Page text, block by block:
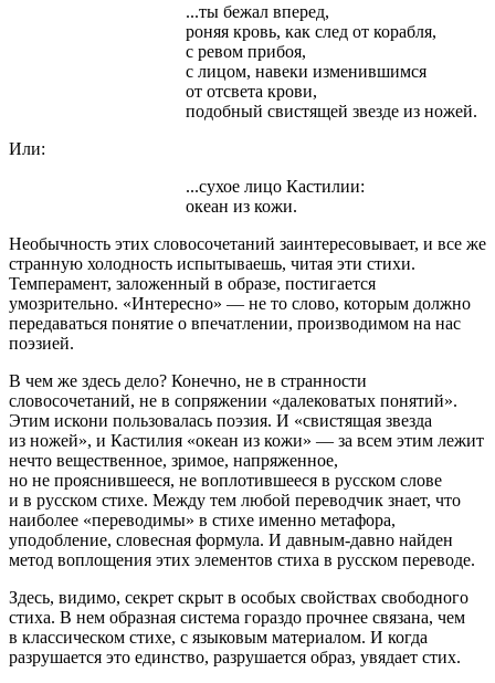
...ты бежал вперед,
роняя кровь, как след от корабля,
с ревом прибоя,
с лицом, навеки изменившимся
от отсвета крови,
подобный свистящей звезде из ножей.
Или:
...сухое лицо Кастилии:
океан из кожи.
Необычность этих словосочетаний заинтересовывает, и все же
странную холодность испытываешь, читая эти стихи.
Темперамент, заложенный в образе, постигается
умозрительно. «Интересно» — не то слово, которым должно
передаваться понятие о впечатлении, производимом на нас
поэзией.
В чем же здесь дело? Конечно, не в странности
словосочетаний, не в сопряжении «далековатых понятий».
Этим искони пользовалась поэзия. И «свистящая звезда
из ножей», и Кастилия «океан из кожи» — за всем этим лежит
нечто вещественное, зримое, напряженное,
но не прояснившееся, не воплотившееся в русском слове
и в русском стихе. Между тем любой переводчик знает, что
наиболее «переводимы» в стихе именно метафора,
уподобление, словесная формула. И давным-давно найден
метод воплощения этих элементов стиха в русском переводе.
Здесь, видимо, секрет скрыт в особых свойствах свободного
стиха. В нем образная система гораздо прочнее связана, чем
в классическом стихе, с языковым материалом. И когда
разрушается это единство, разрушается образ, увядает стих.